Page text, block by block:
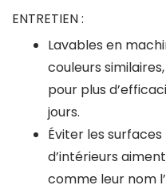
ENTRETIEN :
Lavables en
couleurs
pour plus
jours.
Éviter les surfaces
d’intérieurs
comme leur nom